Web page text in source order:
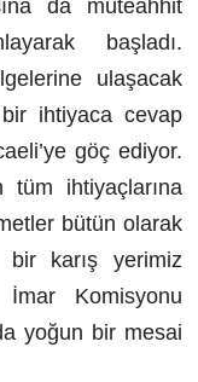
da müteahhit
başladı.
ulaşacak
ihtiyaca cevap
göç ediyor.
ihtiyaçlarına
bütün olarak
bir karış yerimiz
Komisyonu
yoğun bir mesai